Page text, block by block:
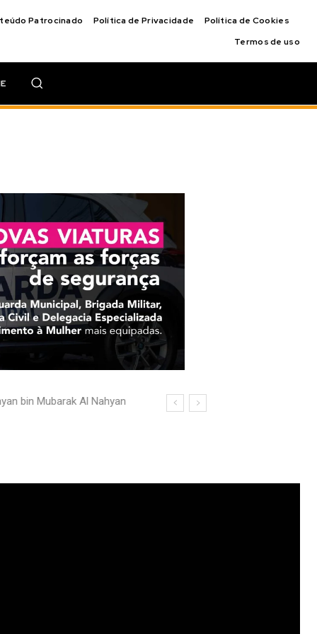
Patrocinado Política de Privacidade
Política de Cookies
Termos de uso
bin Mubarak Al Nahyan